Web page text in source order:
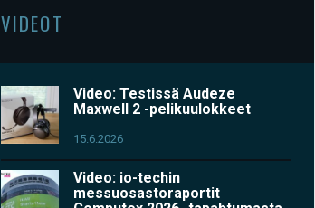
VIDEOT
Video: Testissä Audeze
Maxwell 2 -pelikuulokkeet
15.6.2026
Video: io-techin
messuosastoraportit